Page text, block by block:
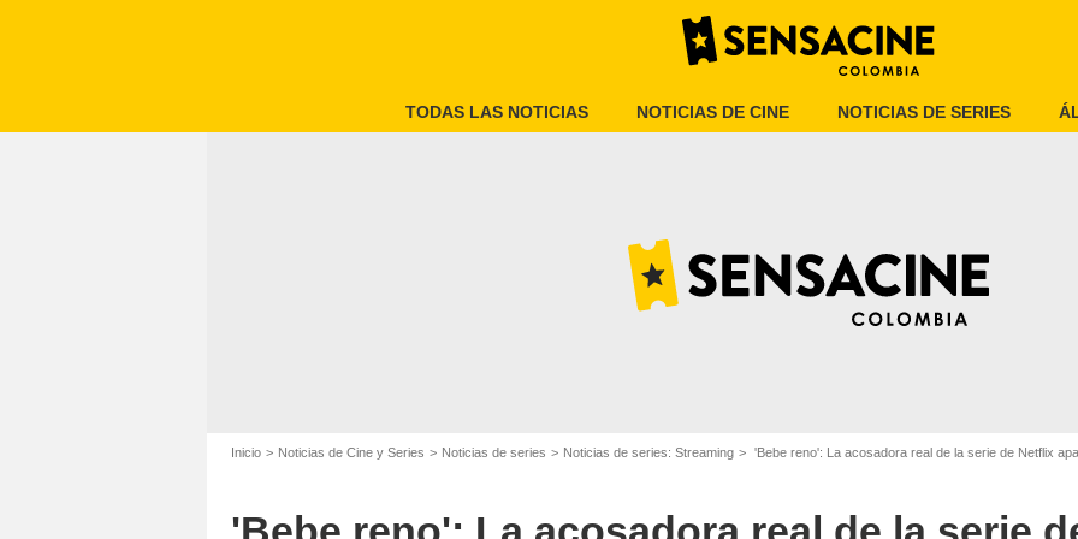
TODAS LAS NOTICIAS NOTICIAS DE CINE NOTICIAS DE SERIES
Inicio Noticias de Cine y Series Noticias de series Noticias de series: Streaming 'Bebe reno': La acosadora real de la serie de Netflix
Netflix